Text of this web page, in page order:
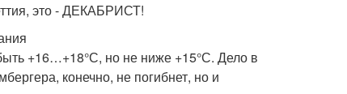
это - ДЕКАБРИСТ!
+16…+18°С, но не ниже +15°С. Дело в
конечно, не погибнет, но и